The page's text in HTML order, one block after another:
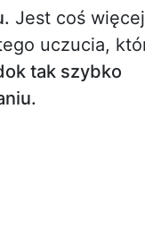
Jest coś
uczucia,
tak szybko